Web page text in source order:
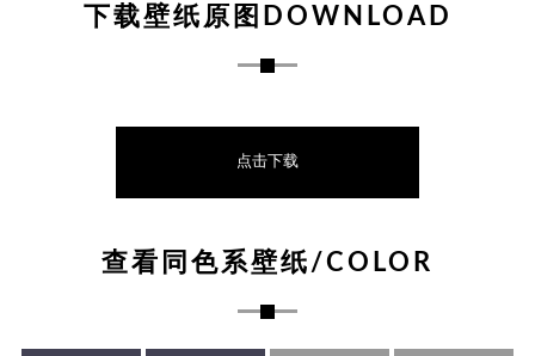
下载壁纸原图DOWNLOAD
点击下载
查看同色系壁纸/COLOR